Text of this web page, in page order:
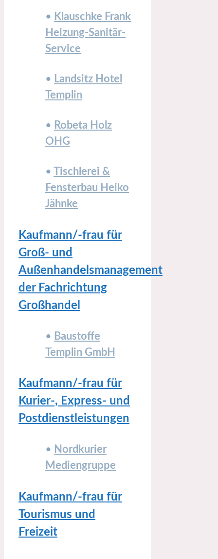
• Klauschke Frank
Heizung-Sanitär-
Service
• Landsitz Hotel
Templin
• Robeta Holz
OHG
•
Tischlerei &
Fensterbau Heiko
Jähnke
Kaufmann/-frau für
Groß- und
Außenhandelsmanagement
der Fachrichtung
Großhandel
• Baustoffe
Templin GmbH
Kaufmann/-frau für
Kurier-, Express- und
Postdienstleistungen
• Nordkurier
Mediengruppe
Kaufmann/-frau für
Tourismus und
Freizeit